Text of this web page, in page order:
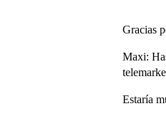
Gracias
Maxi:
Estaría